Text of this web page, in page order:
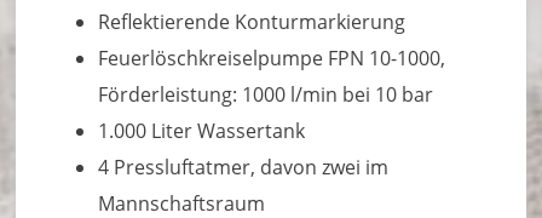
Reflektierende Konturmarkierung
Feuerlöschkreiselpumpe FPN 10-1000,
Förderleistung: 1000 l/min bei 10 bar
1.000 Liter Wassertank
4 Pressluftatmer, davon zwei im
Mannschaftsraum